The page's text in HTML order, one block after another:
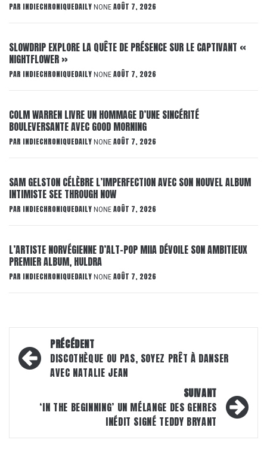
PAR INDIECHRONIQUEDAILY NONE AOÛT 7, 2026
SLOWDRIP EXPLORE LA QUÊTE DE PRÉSENCE SUR LE CAPTIVANT «
NIGHTFLOWER »
PAR INDIECHRONIQUEDAILY NONE AOÛT 7, 2026
COLM WARREN LIVRE UN HOMMAGE D’UNE SINCÉRITÉ
BOULEVERSANTE AVEC GOOD MORNING
PAR INDIECHRONIQUEDAILY NONE AOÛT 7, 2026
SAM GELSTON CÉLÈBRE L’IMPERFECTION AVEC SON NOUVEL ALBUM
INTIMISTE SEE THROUGH NOW
PAR INDIECHRONIQUEDAILY NONE AOÛT 7, 2026
L’ARTISTE NORVÉGIENNE D’ALT-POP MIIA DÉVOILE SON AMBITIEUX
PREMIER ALBUM, HULDRA
PAR INDIECHRONIQUEDAILY NONE AOÛT 7, 2026
Navigation
d’article
PRÉCÉDENT
DISCOTHÈQUE OU PAS, SOYEZ PRÊT À DANSER
AVEC NATALIE JEAN
SUIVANT
‘IN THE BEGINNING’ UN MÉLANGE DES GENRES
INÉDIT SIGNÉ TEDDY BRYANT